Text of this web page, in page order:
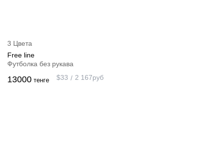
3 Цвета
Free line
Футболка без рукава
13000 тенге $33 2 167руб